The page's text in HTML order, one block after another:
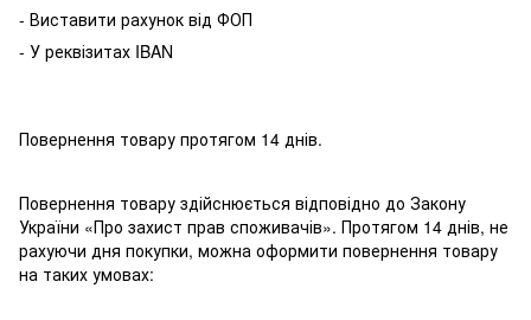
- Виставити рахунок від ФОП
- У реквізитах IBAN
Повернення товару протягом 14 днів.
Повернення товару здійснюється відповідно до Закону
України «Про захист прав споживачів». Протягом 14 днів, не
рахуючи дня покупки, можна оформити повернення товару
на таких умовах: